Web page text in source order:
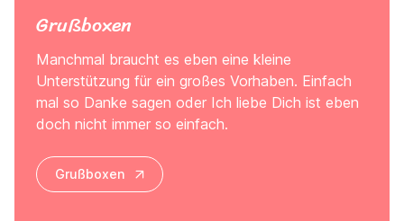
Grußboxen
Manchmal braucht es eben eine kleine
Unterstützung für ein großes Vorhaben. Einfach
mal so Danke sagen oder Ich liebe Dich ist eben
doch nicht immer so einfach.
Grußboxen